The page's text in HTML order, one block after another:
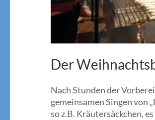
Der
Nach Stunden der
gemeinsamen Singen von
so z.B. Kräutersäckchen,